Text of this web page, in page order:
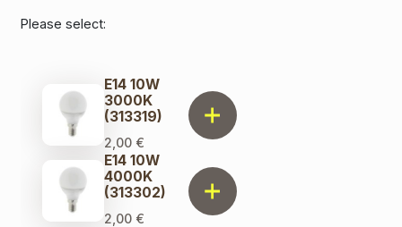
Please select:
E14 10W
3000K
(313319)
2,00 €
E14 10W
4000K
(313302)
2,00 €